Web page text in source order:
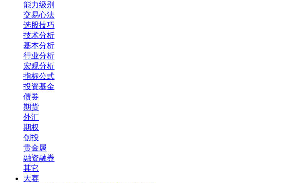
能力级别
交易心法
选股技巧
技术分析
基本分析
行业分析
宏观分析
指标公式
投资基金
债券
期货
外汇
期权
创投
贵金属
融资融券
其它
大赛